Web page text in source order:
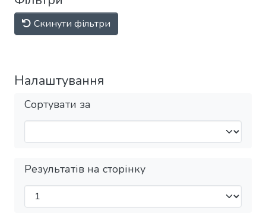
Скинути фільтри
Налаштування
Сортувати за
Результатів на сторінку